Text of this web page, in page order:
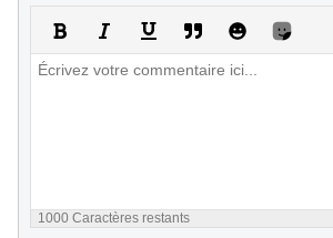
1000 Caractères restants